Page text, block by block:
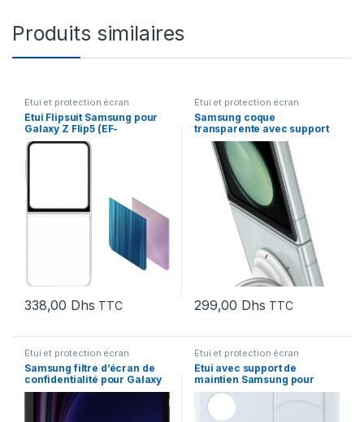
Produits similaires
Étui et protection écran
Étui Flipsuit Samsung pour
Galaxy Z Flip5 (EF-
ZF731CTEGWW)
338,00 Dhs TTC
Étui et protection écran
Samsung coque
transparente avec support
amovible pour Galaxy Z Flip
5 (EF-XF731CTEGWW)
299,00 Dhs TTC
Étui et protection écran
Samsung filtre d’écran de
confidentialité pour Galaxy
Tab S9+ (EF-
NX812PBEGWW)
Étui et protection écran
Étui avec support de
maintien Samsung pour
Galaxy S24+ (EF-
GS926CLEGWW)